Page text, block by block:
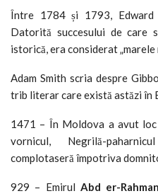
Între 1784 și 1793, Edward
Datorită succesului de care
istorică, era considerat
Adam Smith scria despre
trib literar care există astăzi în
1471 – În Moldova a avut loc
vornicul, Negrilă-
complotaseră împotriva
929 – Emirul Abd er-